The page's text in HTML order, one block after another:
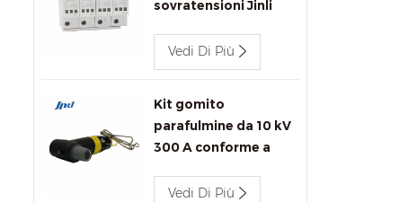
sovratensioni Jinli
400V 80kA ca con
segnalazione remota
Vedi Di Più
Kit gomito
parafulmine da 10 kV
300 A conforme a
connettori per
Vedi Di Più